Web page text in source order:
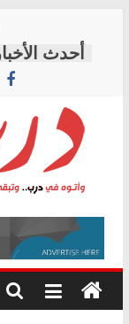
content
درب
وأتوه
درب..
وتبقى
هي